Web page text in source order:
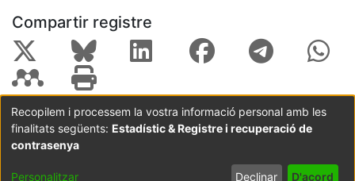
Compartir registre
Coordinació:CRAI UB Avís legal
Metadades
subjectes a:
Configuració
Recopilem i processem la vostra informació personal amb les
finalitats següents: Estadístic & Registre i recuperació de
contrasenya
Personalitzar Declinar D'acord